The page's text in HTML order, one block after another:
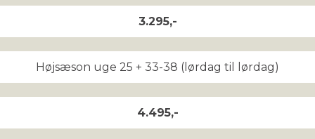
3.295,-
Højsæson uge 25 + 33-38 (lørdag til lørdag)
4.495,-